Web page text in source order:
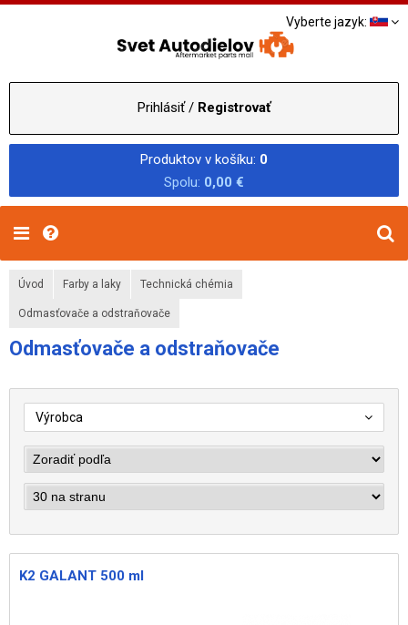
Vyberte jazyk:
Prihlásiť / Registrovať
Produktov v košíku: 0
Spolu: 0,00 €
Úvod Farby a laky Technická chémia
Odmasťovače a odstraňovače
Odmasťovače a odstraňovače
Výrobca
K2 GALANT 500 ml